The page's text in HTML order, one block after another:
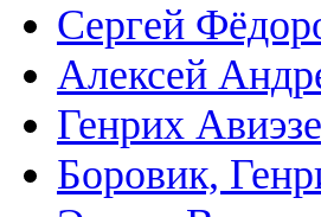
Сергей
Алексей
Генрих
Боровик,